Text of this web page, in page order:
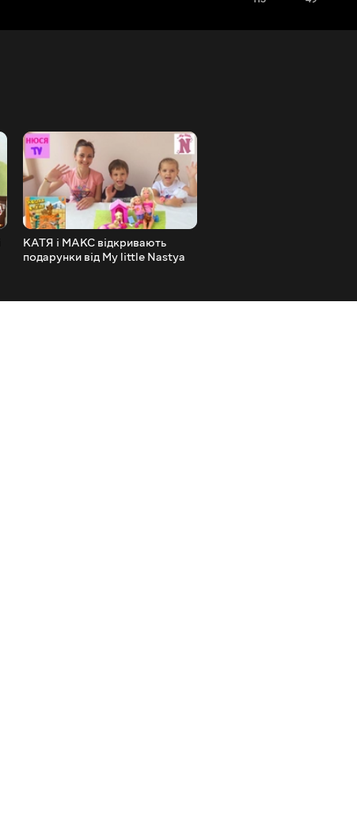
КАТЯ і МАКС відкривають
подарунки від My little Nastya